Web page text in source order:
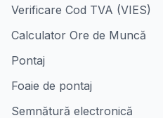
Verificare Cod TVA (VIES)
Calculator Ore de Muncă
Pontaj
Foaie de pontaj
Semnătură electronică